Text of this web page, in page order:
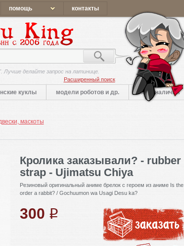
помощь контакты
Лучше делайте запрос на латинице.
Расширенный поиск
куклы модели роботов и др. нет в наличии
маскоты
Кролика заказывали? - rubber
strap - Ujimatsu Chiya
Резиновый оригинальный аниме брелок с героем из аниме Is the
order a rabbit? / Gochuumon wa Usagi Desu ka?
300 q